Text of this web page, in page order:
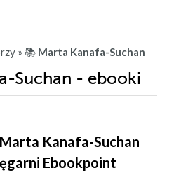
» 📚 Marta Kanafa-Suchan
Suchan - ebooki
Kanafa-Suchan
Ebookpoint